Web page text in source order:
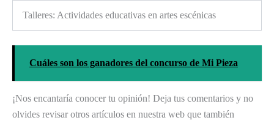
Talleres: Actividades educativas en artes escénicas
Cuáles son los ganadores del concurso de Mi Pieza
¡Nos encantaría conocer tu opinión! Deja tus comentarios y no
olvides revisar otros artículos en nuestra web que también